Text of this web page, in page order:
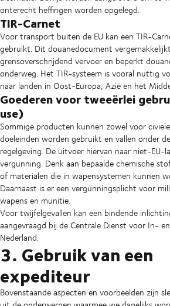
onterecht heffingen worden opgelegd.
TIR-Carnet
Voor transport buiten de EU kan een TIR-
gebruikt. Dit douanedocument vergemakkelijkt
grensoverschrijdend vervoer en beperkt
onderweg. Het TIR-systeem is vooral nuttig
naar landen in Oost-Europa, Azië en het
Goederen voor tweeërlei
use)
Sommige producten kunnen zowel voor
doeleinden worden gebruikt en vallen onder
regelgeving. De uitvoer hiervan naar niet-EU-
vergunning. Denk aan bepaalde chemische
of materialen die in wapensystemen kunnen
Daarnaast is er een vergunningsplicht voor
wapens en munitie.
Voor twijfelgevallen kan een bindende
aangevraagd bij de Centrale Dienst voor In-
Nederland.
3. Gebruik van een
expediteur
Bovenstaande aspecten en voorbeelden zijn